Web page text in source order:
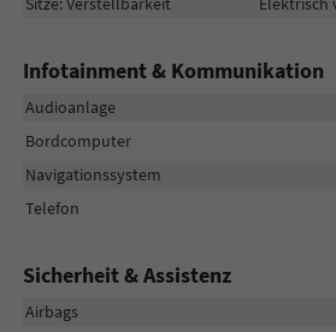
Infotainment & Kommunikation
Audioanlage
Bordcomputer
Navigationssystem
Telefon
Sicherheit & Assistenz
Airbags